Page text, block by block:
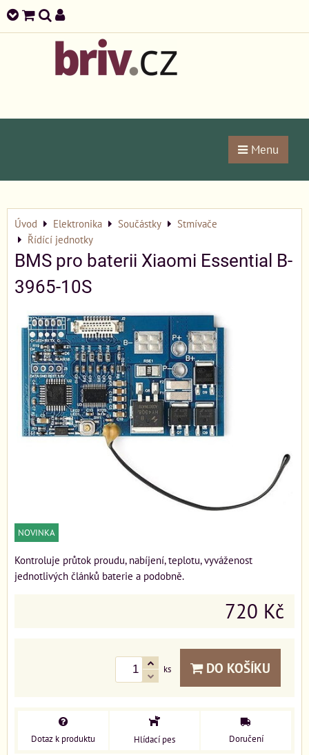
Menu
Úvod Elektronika Součástky
Stmívače
Řídící jednotky
BMS pro baterii Xiaomi Essential B-
3965-10S
NOVINKA
Kontroluje průtok proudu, nabíjení, teplotu, vyváženost
jednotlivých článků baterie a podobně.
720 Kč
ks DO KOŠÍKU
Dotaz k produktu Hlídací pes Doručení